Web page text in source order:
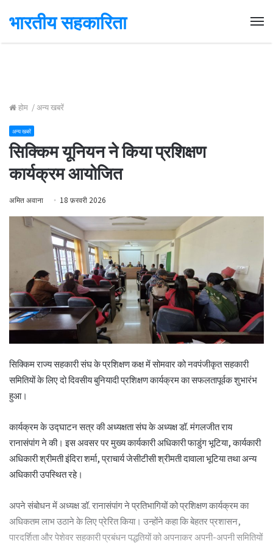
भारतीय सहकारिता
होम /अन्य खबरें
अन्य खबरें
सिक्किम यूनियन ने किया प्रशिक्षण
कार्यक्रम आयोजित
अमित अवाना 18 फ़रवरी 2026
सिक्किम राज्य सहकारी संघ के प्रशिक्षण कक्ष में सोमवार को नवपंजीकृत सहकारी
समितियों के लिए दो दिवसीय बुनियादी प्रशिक्षण कार्यक्रम का सफलतापूर्वक शुभारंभ
हुआ।
कार्यक्रम के उद्घाटन सत्र की अध्यक्षता संघ के अध्यक्ष डॉ. मंगलजीत राय
रानासंपांग ने की। इस अवसर पर मुख्य कार्यकारी अधिकारी फाडुंग भूटिया, कार्यकारी
अधिकारी श्रीमती इंदिरा शर्मा, प्राचार्य जेसीटीसी श्रीमती दावाला भूटिया तथा अन्य
अधिकारी उपस्थित रहे।
अपने संबोधन में अध्यक्ष डॉ. रानासंपांग ने प्रतिभागियों को प्रशिक्षण कार्यक्रम का
अधिकतम लाभ उठाने के लिए प्रेरित किया। उन्होंने कहा कि बेहतर प्रशासन,
पारदर्शिता और पेशेवर सहकारी प्रबंधन पद्धतियों को अपनाकर अपनी-अपनी समितियों